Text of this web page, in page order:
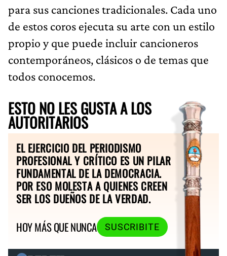
para sus canciones tradicionales. Cada uno
de estos coros ejecuta su arte con un estilo
propio y que puede incluir cancioneros
contemporáneos, clásicos o de temas que
todos conocemos.
ESTO NO LES GUSTA A LOS
AUTORITARIOS
EL EJERCICIO DEL PERIODISMO
PROFESIONAL Y CRÍTICO ES UN PILAR
FUNDAMENTAL DE LA DEMOCRACIA.
POR ESO MOLESTA A QUIENES CREEN
SER LOS DUEÑOS DE LA VERDAD.
HOY MÁS QUE NUNCA
SUSCRIBITE